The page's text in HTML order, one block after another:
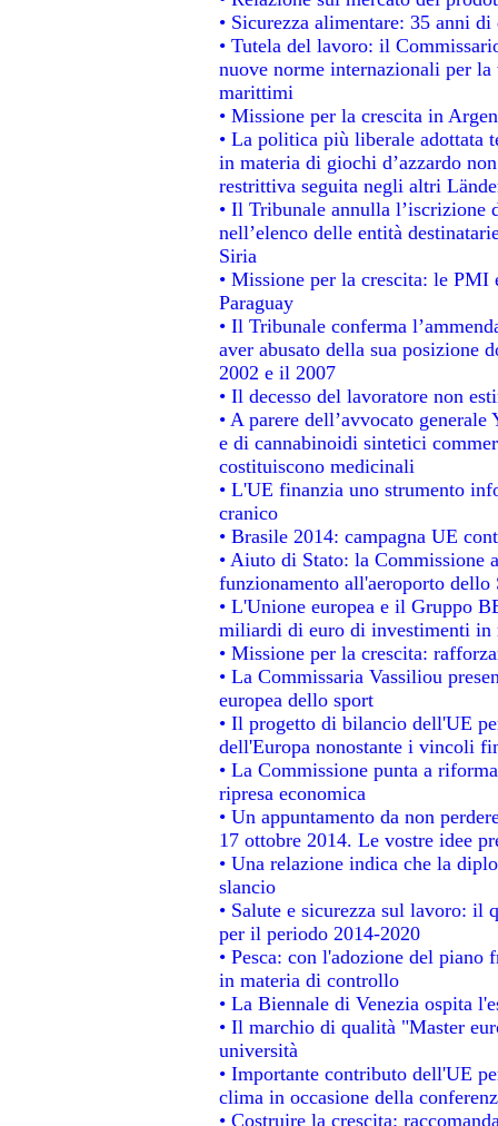
• Sicurezza alimentare: 35 anni
• Tutela del lavoro: il
nuove norme internazionali per
marittimi
• Missione per la crescita in
• La politica più liberale adottata
in materia di giochi d’azzardo
restrittiva seguita negli altri
• Il Tribunale annulla
nell’elenco delle entità
Siria
• Missione per la crescita: le
Paraguay
• Il Tribunale conferma
aver abusato della sua posizione
2002 e il 2007
• Il decesso del lavoratore non
• A parere dell’avvocato
e di cannabinoidi sintetici
costituiscono medicinali
• L'UE finanzia uno strumento
cranico
• Brasile 2014: campagna UE
• Aiuto di Stato: la Commissione
funzionamento all'aeroporto
• L'Unione europea e il Gruppo
miliardi di euro di investimenti in
• Missione per la crescita:
• La Commissaria Vassiliou
europea dello sport
• Il progetto di bilancio dell'UE
dell'Europa nonostante i vincoli
• La Commissione punta a
ripresa economica
• Un appuntamento da non
17 ottobre 2014. Le vostre idee
• Una relazione indica che la
slancio
• Salute e sicurezza sul lavoro:
per il periodo 2014-2020
• Pesca: con l'adozione del
in materia di controllo
• La Biennale di Venezia ospita
• Il marchio di qualità "Master
università
• Importante contributo dell'UE
clima in occasione della
• Costruire la crescita: